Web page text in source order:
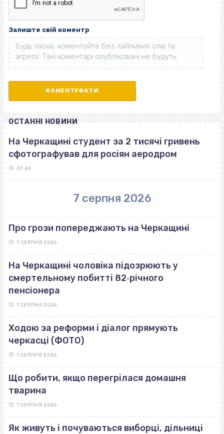
Залиште свій коментр
ОСТАННІ НОВИНИ
На Черкащині студент за 2 тисячі гривень
сфотографував для росіян аеродром
07:40
7 серпня 2026
Про грози попереджають на Черкащині
7 СЕРПНЯ 2026
На Черкащині чоловіка підозрюють у
смертельному побитті 82‐річного
пенсіонера
7 СЕРПНЯ 2026
Ходою за реформи і діалог прямують
черкасці (ФОТО)
7 СЕРПНЯ 2026
Що робити, якщо перегрілася домашня
тварина
7 СЕРПНЯ 2026
Як живуть і почуваються виборці, дільниці